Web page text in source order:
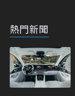
熱門新聞